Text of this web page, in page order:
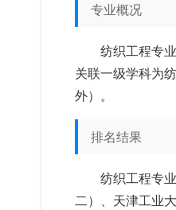
专业概况
纺织工程专
关联一级学科为
外）。
排名结果
纺织工程专
二）、天津工业